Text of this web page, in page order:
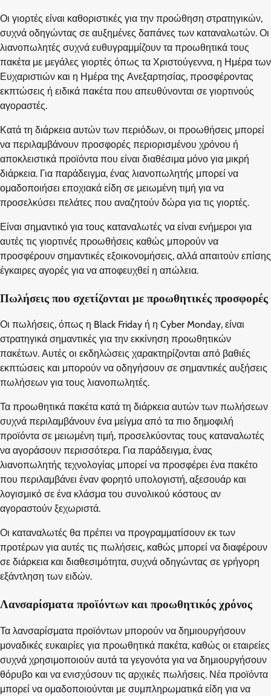
Οι γιορτές είναι καθοριστικές για την προώθηση στρατηγικών,
συχνά οδηγώντας σε αυξημένες δαπάνες των καταναλωτών. Οι
λιανοπωλητές συχνά ευθυγραμμίζουν τα προωθητικά τους
πακέτα με μεγάλες γιορτές όπως τα Χριστούγεννα, η Ημέρα των
Ευχαριστιών και η Ημέρα της Ανεξαρτησίας, προσφέροντας
εκπτώσεις ή ειδικά πακέτα που απευθύνονται σε γιορτινούς
αγοραστές.
Κατά τη διάρκεια αυτών των περιόδων, οι προωθήσεις μπορεί
να περιλαμβάνουν προσφορές περιορισμένου χρόνου ή
αποκλειστικά προϊόντα που είναι διαθέσιμα μόνο για μικρή
διάρκεια. Για παράδειγμα, ένας λιανοπωλητής μπορεί να
ομαδοποιήσει εποχιακά είδη σε μειωμένη τιμή για να
προσελκύσει πελάτες που αναζητούν δώρα για τις γιορτές.
Είναι σημαντικό για τους καταναλωτές να είναι ενήμεροι για
αυτές τις γιορτινές προωθήσεις καθώς μπορούν να
προσφέρουν σημαντικές εξοικονομήσεις, αλλά απαιτούν επίσης
έγκαιρες αγορές για να αποφευχθεί η απώλεια.
Πωλήσεις που σχετίζονται με προωθητικές προσφορές
Οι πωλήσεις, όπως η Black Friday ή η Cyber Monday, είναι
στρατηγικά σημαντικές για την εκκίνηση προωθητικών
πακέτων. Αυτές οι εκδηλώσεις χαρακτηρίζονται από βαθιές
εκπτώσεις και μπορούν να οδηγήσουν σε σημαντικές αυξήσεις
πωλήσεων για τους λιανοπωλητές.
Τα προωθητικά πακέτα κατά τη διάρκεια αυτών των πωλήσεων
συχνά περιλαμβάνουν ένα μείγμα από τα πιο δημοφιλή
προϊόντα σε μειωμένη τιμή, προσελκύοντας τους καταναλωτές
να αγοράσουν περισσότερα. Για παράδειγμα, ένας
λιανοπωλητής τεχνολογίας μπορεί να προσφέρει ένα πακέτο
που περιλαμβάνει έναν φορητό υπολογιστή, αξεσουάρ και
λογισμικό σε ένα κλάσμα του συνολικού κόστους αν
αγοραστούν ξεχωριστά.
Οι καταναλωτές θα πρέπει να προγραμματίσουν εκ των
προτέρων για αυτές τις πωλήσεις, καθώς μπορεί να διαφέρουν
σε διάρκεια και διαθεσιμότητα, συχνά οδηγώντας σε γρήγορη
εξάντληση των ειδών.
Λανσαρίσματα προϊόντων και προωθητικός χρόνος
Τα λανσαρίσματα προϊόντων μπορούν να δημιουργήσουν
μοναδικές ευκαιρίες για προωθητικά πακέτα, καθώς οι εταιρείες
συχνά χρησιμοποιούν αυτά τα γεγονότα για να δημιουργήσουν
θόρυβο και να ενισχύσουν τις αρχικές πωλήσεις. Νέα προϊόντα
μπορεί να ομαδοποιούνται με συμπληρωματικά είδη για να